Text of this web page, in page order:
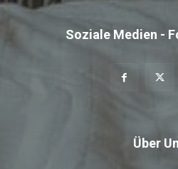
Soziale Medien -
Über